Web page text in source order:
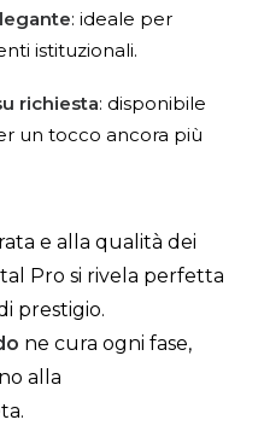
: ideale per
istituzionali.
richiesta: disponibile
un tocco ancora più
e alla qualità dei
Pro si rivela perfetta
prestigio.
ne cura ogni fase,
alla